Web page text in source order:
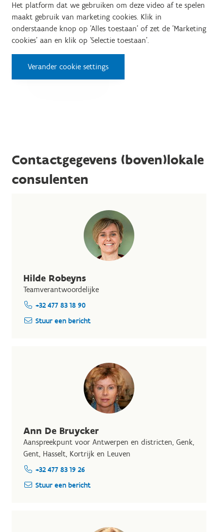
Het platform dat we gebruiken om deze video af te spelen
maakt gebruik van marketing cookies. Klik in
onderstaande knop op 'Alles toestaan' of zet de 'Marketing
cookies' aan en klik op 'Selectie toestaan'.
Verander cookie settings
Contactgegevens (boven)lokale
consulenten
Hilde Robeyns
Teamverantwoordelijke
+32 477 83 18 90
Stuur een bericht
Ann De Bruycker
Aanspreekpunt voor Antwerpen en districten, Genk,
Gent, Hasselt, Kortrijk en Leuven
+32 477 83 19 26
Stuur een bericht